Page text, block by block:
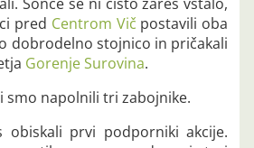
pred Centrom Vič postavili oba
dobrodelno stojnico in pričakali
Gorenje Surovina.
smo napolnili tri zabojnike.
obiskali prvi podporniki akcije.